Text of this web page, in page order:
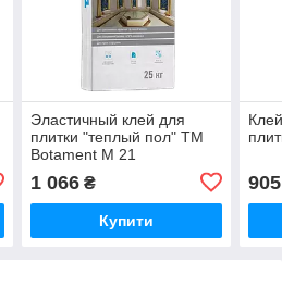
Эластичный клей для
плитки "теплый пол" ТМ
Botament M 21
1 066₴
Купити
905